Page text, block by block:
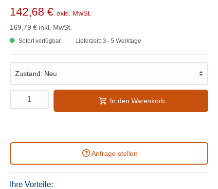
142,68 € exkl. MwSt.
169,79 € inkl. MwSt.
Sofort verfügbar Lieferzeit: 3 - 5 Werktage
In den Warenkorb
Anfrage stellen
Ihre Vorteile: